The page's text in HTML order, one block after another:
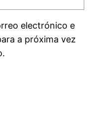
electrónico e
a próxima vez